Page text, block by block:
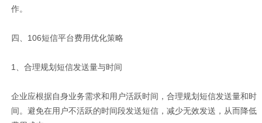
作。
四、106短信平台费用优化策略
1、合理规划短信发送量与时间
企业应根据自身业务需求和用户活跃时间，合理规划短信发送量和时
间。避免在用户不活跃的时间段发送短信，减少无效发送，从而降低